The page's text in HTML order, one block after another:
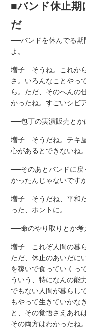
■バンド休止期
だ
──バンドを休んでる期
よ。
増子 そうね。これか
さ。いろんなことやっ
ら。ただ、そのへんの
かったね。すごいシビ
──包丁の実演販売とか
増子 そうだね。テキ
心があるとできないね。
──そのあとバンドに戻
かったんじゃないです
増子 そうだね、平和
った、ホントに。
──命のやり取りとか考
増子 これぞ人間の暮ら
ただ、休止のあいだに
を稼いで食っていくっ
ういう、特になんの能
でもない人間が暮らし
もやって生きていかな
と、その覚悟さえあれ
その両方はわかったね。